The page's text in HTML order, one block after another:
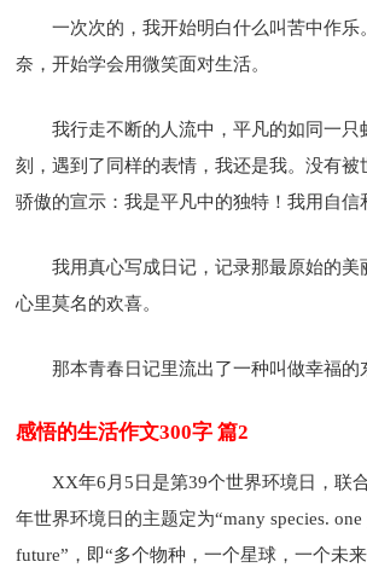
一次次的，我开始明白什么叫苦中作乐
奈，开始学会用微笑面对生活。
我行走不断的人流中，平凡的如同一只
刻，遇到了同样的表情，我还是我。没有被
骄傲的宣示：我是平凡中的独特！我用自信
我用真心写成日记，记录那最原始的美
心里莫名的欢喜。
那本青春日记里流出了一种叫做幸福的
感悟的生活作文300字 篇2
XX年6月5日是第39个世界环境日，联
年世界环境日的主题定为“many species. one
future”，即“多个物种，一个星球，一个未